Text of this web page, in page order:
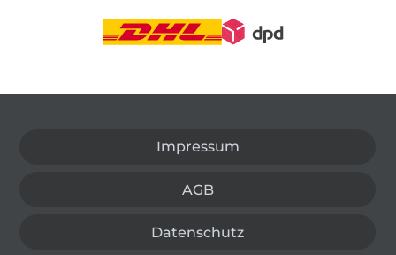
Impressum
AGB
Datenschutz